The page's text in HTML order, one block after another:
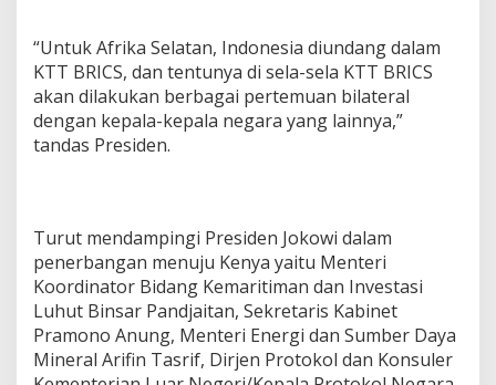
“Untuk Afrika Selatan, Indonesia diundang dalam
KTT BRICS, dan tentunya di sela-sela KTT BRICS
akan dilakukan berbagai pertemuan bilateral
dengan kepala-kepala negara yang lainnya,”
tandas Presiden.
Turut mendampingi Presiden Jokowi dalam
penerbangan menuju Kenya yaitu Menteri
Koordinator Bidang Kemaritiman dan Investasi
Luhut Binsar Pandjaitan, Sekretaris Kabinet
Pramono Anung, Menteri Energi dan Sumber Daya
Mineral Arifin Tasrif, Dirjen Protokol dan Konsuler